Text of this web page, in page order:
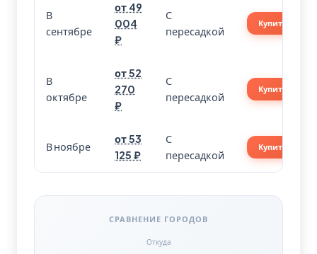
В
сентябре
от 49
004
₽
С
пересадкой
Купить
В
октябре
от 52
270
₽
С
пересадкой
Купить
В ноябре
от 53
125 ₽
С
пересадкой
Купить
СРАВНЕНИЕ ГОРОДОВ
Откуда